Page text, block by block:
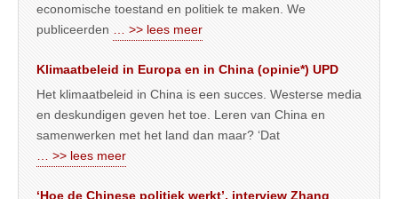
economische toestand en politiek te maken. We
publiceerden
… >> lees meer
Klimaatbeleid in Europa en in China (opinie*) UPD
Het klimaatbeleid in China is een succes. Westerse media
en deskundigen geven het toe. Leren van China en
samenwerken met het land dan maar? ‘Dat
… >> lees meer
‘Hoe de Chinese politiek werkt’, interview Zhang